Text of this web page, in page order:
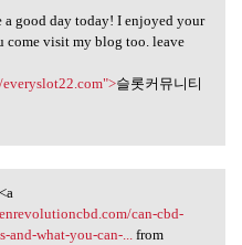
a good day
a good day today! I enjoyed your
come visit my blog too. leave
슬롯커뮤니티
<a href
can-cbd-
and-what-you-can-...from